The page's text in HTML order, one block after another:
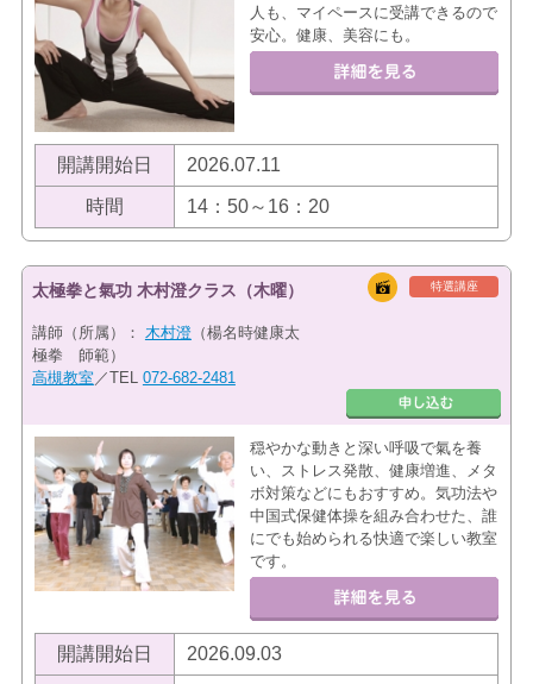
人も、マイペースに受講できるので
安心。健康、美容にも。
開講開始日 2026.07.11
時間 14：50～16：20
特選講座
太極拳と氣功 木村澄クラス（木曜）
講師（所属）： 木村澄（楊名時健康太
極拳 師範）
高槻教室 ／TEL 072-682-2481
穏やかな動きと深い呼吸で氣を養
い、ストレス発散、健康増進、メタ
ボ対策などにもおすすめ。気功法や
中国式保健体操を組み合わせた、誰
にでも始められる快適で楽しい教室
です。
開講開始日 2026.09.03